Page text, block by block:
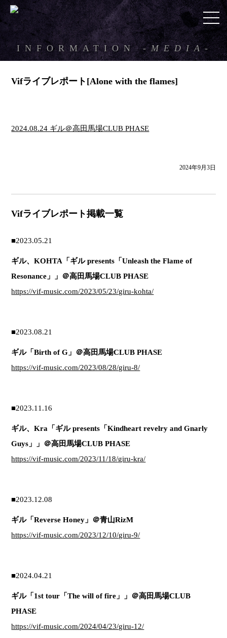
INFORMATION-MEDIA-
Vifライブレポート[Alone with the flames]
2024.08.24 ギル＠高田馬場CLUB PHASE
2024年9月3日
Vifライブレポート掲載一覧
■2023.05.21
ギル、KOHTA「ギル presents「Unleash the Flame of
Resonance」」＠高田馬場CLUB PHASE
https://vif-music.com/2023/05/23/giru-kohta/
■2023.08.21
ギル「Birth of G」＠高田馬場CLUB PHASE
https://vif-music.com/2023/08/28/giru-8/
■2023.11.16
ギル、Kra「ギル presents「Kindheart revelry and Gnarly
Guys」」＠高田馬場CLUB PHASE
https://vif-music.com/2023/11/18/giru-kra/
■2023.12.08
ギル「Reverse Honey」＠青山RizM
https://vif-music.com/2023/12/10/giru-9/
■2024.04.21
ギル「1st tour「The will of fire」」＠高田馬場CLUB
PHASE
https://vif-music.com/2024/04/23/giru-12/